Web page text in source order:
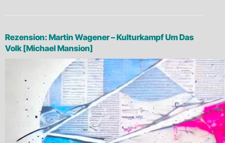
Rezension: Martin Wagener – Kulturkampf Um Das
Volk [Michael Mansion]